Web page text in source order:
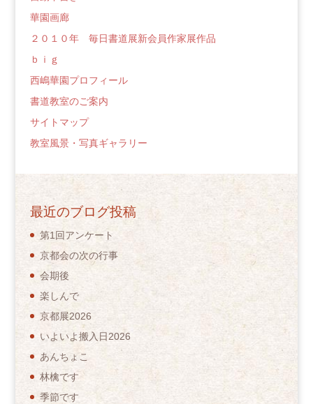
華園画廊
２０１０年 毎日書道展新会員作家展作品
ｂｉｇ
西嶋華園プロフィール
書道教室のご案内
サイトマップ
教室風景・写真ギャラリー
最近のブログ投稿
第1回アンケート
京都会の次の行事
会期後
楽しんで
京都展2026
いよいよ搬入日2026
あんちょこ
林檎です
季節です